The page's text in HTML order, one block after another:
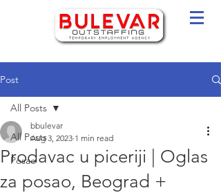
Post
All Posts
Posao
All Posts
Prodavac u piceriji | Oglas
za posao, Beograd +
bbulevar
Aug 3, 2023 1 min read